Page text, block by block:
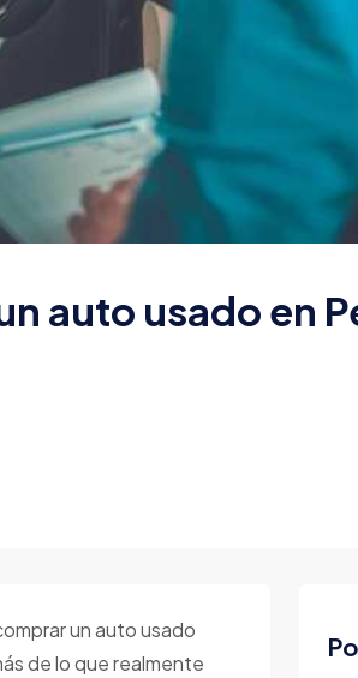
auto usado en
un auto usado
de lo que realmente